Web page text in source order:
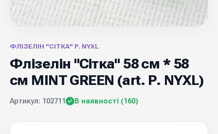
ФЛІЗЕЛІН "СІТКА" P. NYXL
Флізелін "Сітка" 58 см * 58
см MINT GREEN (art. P. NYXL)
Артикул: 102711 В наявності (160)